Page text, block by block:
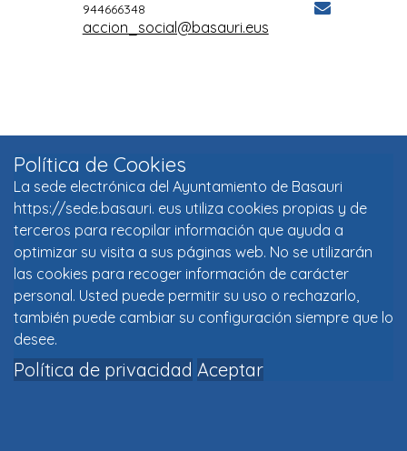
Política de Cookies
La sede electrónica del Ayuntamiento de Basauri
https://sede.basauri. eus utiliza cookies propias y de
terceros para recopilar información que ayuda a
optimizar su visita a sus páginas web. No se utilizarán
las cookies para recoger información de carácter
personal. Usted puede permitir su uso o rechazarlo,
también puede cambiar su configuración siempre que lo
desee.
Política de privacidad Aceptar